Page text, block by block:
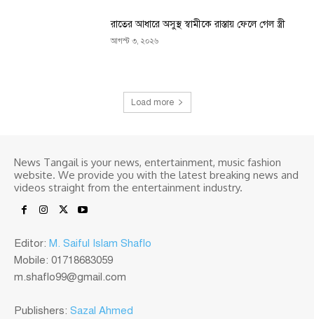
রাতের আধারে অসুস্থ স্বামীকে রাস্তায় ফেলে গেল স্ত্রী
আগস্ট ৩, ২০২৬
Load more
News Tangail is your news, entertainment, music fashion
website. We provide you with the latest breaking news and
videos straight from the entertainment industry.
Editor: M. Saiful Islam Shaflo
Mobile: 01718683059
m.shaflo99@gmail.com
Publishers: Sazal Ahmed